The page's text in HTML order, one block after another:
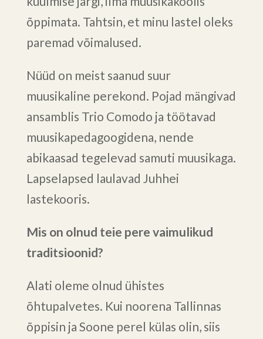
õppimata. Tahtsin, et minu lastel oleks
paremad võimalused.
Nüüd on meist saanud suur
muusikaline perekond. Pojad mängivad
ansamblis Trio Comodo ja töötavad
muusikapedagoogidena, nende
abikaasad tegelevad samuti muusikaga.
Lapselapsed laulavad Juhhei
lastekooris.
Mis on olnud teie pere vaimulikud
traditsioonid?
Alati oleme olnud ühistes
õhtupalvetes. Kui noorena Tallinnas
õppisin ja Soone perel külas olin, siis